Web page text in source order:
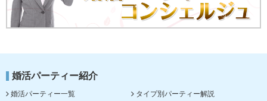
婚活パーティー紹介
婚活パーティー一覧
タイプ別パーティー解説